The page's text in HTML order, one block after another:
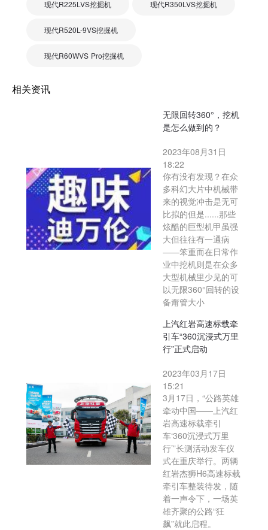
现代R225LVS挖掘机 现代R350LVS挖掘机
现代R520L-9VS挖掘机
现代R60WVS Pro挖掘机
相关资讯
无限回转360°，挖机
是怎么做到的？
2023年08月31日
18:22
你有没有发现？在众
多科幻大片中机械带
来的视觉冲击是无可
比拟的但是......那些
炫酷的巨型机甲虽强
大但往往有一通病
——笨重而在日常作
业中挖机则是在众多
大型机械里少见的可
以无限360°回转的设
备甭管大小
上汽红岩高速标载牵
引车“360沉浸式万里
行”正式启动
2023年03月17日
15:21
3月17日，“公路英雄
牵动中国——上汽红
岩高速标载牵引
车‘360沉浸式万里
行’”长测活动发车仪
式在重庆举行。两辆
红岩杰狮H6高速标载
牵引车整装待发，随
着一声令下，一场英
雄齐聚的公路“狂
飙”就此启程。